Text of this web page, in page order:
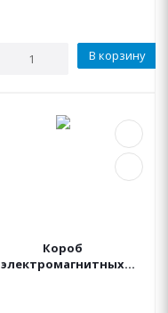
В корзину
Короб
электромагнитных